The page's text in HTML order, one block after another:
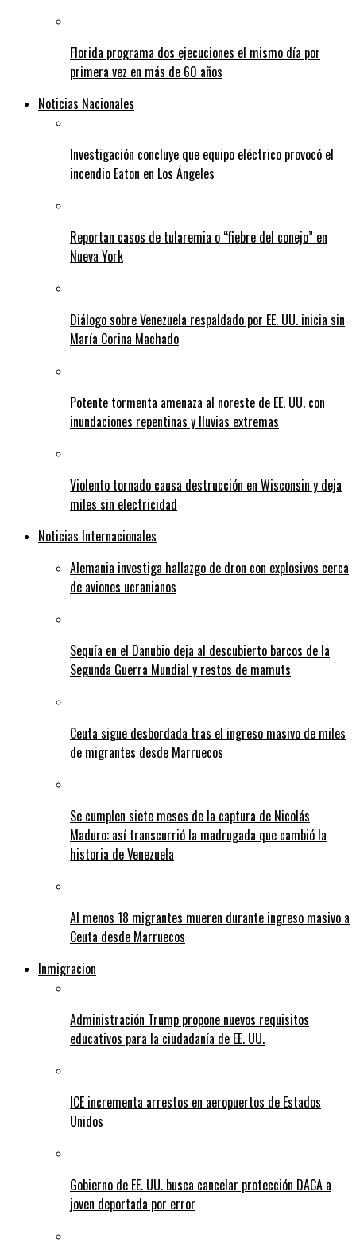
Florida programa dos ejecuciones el mismo día por
primera vez en más de 60 años
Noticias Nacionales
Investigación concluye que equipo eléctrico provocó el
incendio Eaton en Los Ángeles
Reportan casos de tularemia o “fiebre del conejo” en
Nueva York
Diálogo sobre Venezuela respaldado por EE. UU. inicia sin
María Corina Machado
Potente tormenta amenaza al noreste de EE. UU. con
inundaciones repentinas y lluvias extremas
Violento tornado causa destrucción en Wisconsin y deja
miles sin electricidad
Noticias Internacionales
Alemania investiga hallazgo de dron con explosivos cerca
de aviones ucranianos
Sequía en el Danubio deja al descubierto barcos de la
Segunda Guerra Mundial y restos de mamuts
Ceuta sigue desbordada tras el ingreso masivo de miles
de migrantes desde Marruecos
Se cumplen siete meses de la captura de Nicolás
Maduro: así transcurrió la madrugada que cambió la
historia de Venezuela
Al menos 18 migrantes mueren durante ingreso masivo a
Ceuta desde Marruecos
Inmigracion
Administración Trump propone nuevos requisitos
educativos para la ciudadanía de EE. UU.
ICE incrementa arrestos en aeropuertos de Estados
Unidos
Gobierno de EE. UU. busca cancelar protección DACA a
joven deportada por error